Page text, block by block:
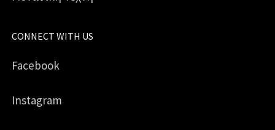
CONNECT WITH US
Facebook
Instagram